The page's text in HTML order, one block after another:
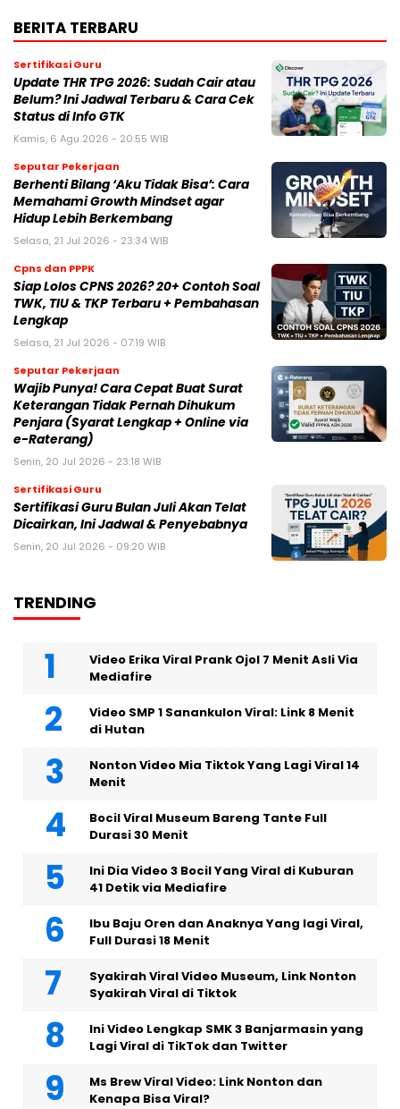
BERITA TERBARU
Sertifikasi Guru
Update THR TPG 2026: Sudah Cair atau
Belum? Ini Jadwal Terbaru & Cara Cek
Status di Info GTK
Kamis, 6 Agu 2026 - 20:55 WIB
Seputar Pekerjaan
Berhenti Bilang ‘Aku Tidak Bisa’: Cara
Memahami Growth Mindset agar
Hidup Lebih Berkembang
Selasa, 21 Jul 2026 - 23:34 WIB
Cpns dan PPPK
Siap Lolos CPNS 2026? 20+ Contoh Soal
TWK, TIU & TKP Terbaru + Pembahasan
Lengkap
Selasa, 21 Jul 2026 - 07:19 WIB
Seputar Pekerjaan
Wajib Punya! Cara Cepat Buat Surat
Keterangan Tidak Pernah Dihukum
Penjara (Syarat Lengkap + Online via
e-Raterang)
Senin, 20 Jul 2026 - 23:18 WIB
Sertifikasi Guru
Sertifikasi Guru Bulan Juli Akan Telat
Dicairkan, Ini Jadwal & Penyebabnya
Senin, 20 Jul 2026 - 09:20 WIB
TRENDING
Video Erika Viral Prank Ojol 7 Menit Asli Via
Mediafire
Video SMP 1 Sanankulon Viral: Link 8 Menit
di Hutan
Nonton Video Mia Tiktok Yang Lagi Viral 14
Menit
Bocil Viral Museum Bareng Tante Full
Durasi 30 Menit
Ini Dia Video 3 Bocil Yang Viral di Kuburan
41 Detik via Mediafire
Ibu Baju Oren dan Anaknya Yang lagi Viral,
Full Durasi 18 Menit
Syakirah Viral Video Museum, Link Nonton
Syakirah Viral di Tiktok
Ini Video Lengkap SMK 3 Banjarmasin yang
Lagi Viral di TikTok dan Twitter
Ms Brew Viral Video: Link Nonton dan
Kenapa Bisa Viral?